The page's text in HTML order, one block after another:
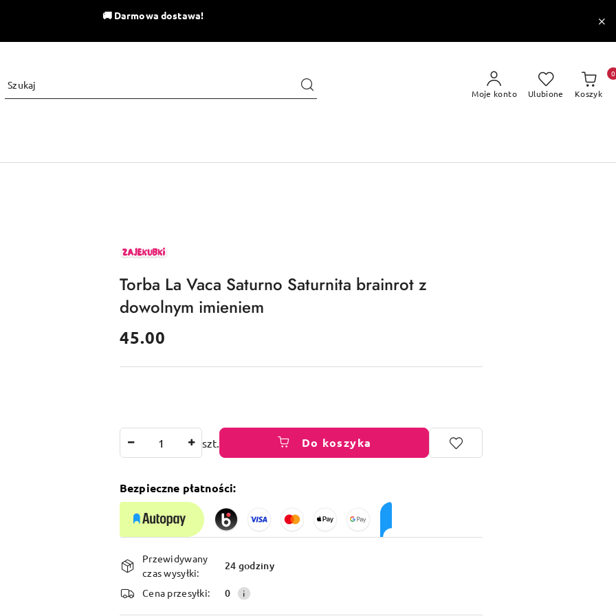
🚚 Darmowa dostawa!
Moje konto Ulubione Koszyk
0
ZAJEKUBKI
Torba La Vaca Saturno Saturnita brainrot z
dowolnym imieniem
cena:
45.00
szt. Do koszyka
Bezpieczne płatności:
Dostępność
i
dostawa
Przewidywany
czas wysyłki:
24 godziny
Cena przesyłki: 0